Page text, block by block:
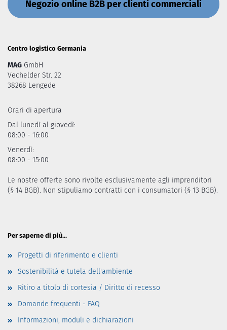
Negozio online B2B per clienti commerciali
Centro logistico Germania
MAG GmbH
Vechelder Str. 22
38268 Lengede
Orari di apertura
Dal lunedì al giovedì:
08:00 - 16:00
Venerdì:
08:00 - 15:00
Le nostre offerte sono rivolte esclusivamente agli imprenditori
(§ 14 BGB). Non stipuliamo contratti con i consumatori (§ 13 BGB).
Per saperne di più...
Progetti di riferimento e clienti
Sostenibilità e tutela dell'ambiente
Ritiro a titolo di cortesia / Diritto di recesso
Domande frequenti - FAQ
Informazioni, moduli e dichiarazioni